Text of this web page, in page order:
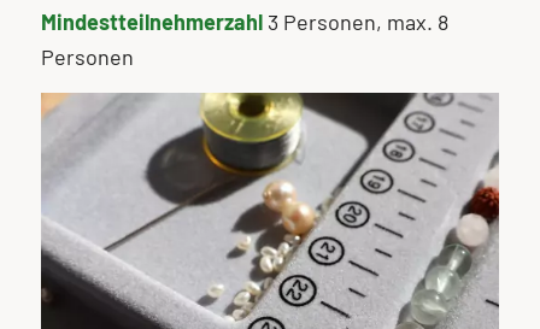
Mindestteilnehmerzahl3 Personen, max. 8
Personen